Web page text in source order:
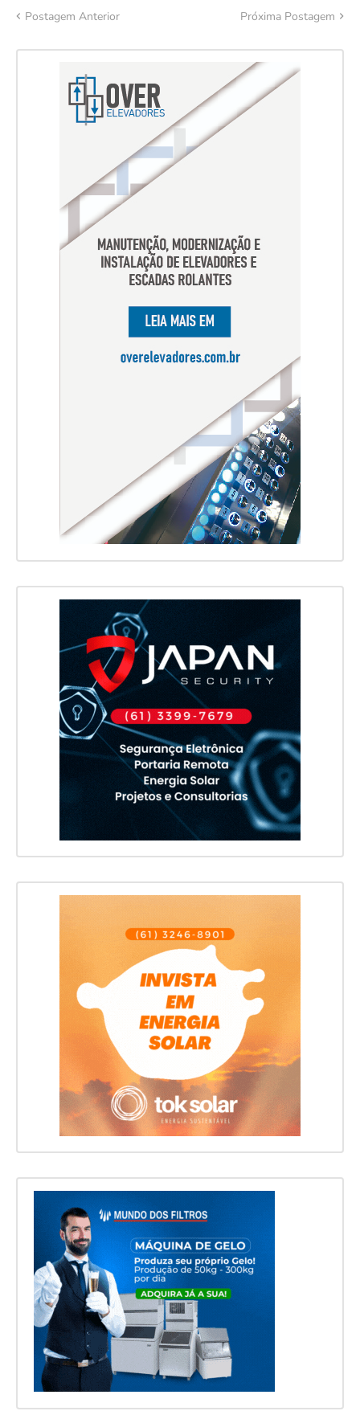
Postagem Anterior Próxima Postagem